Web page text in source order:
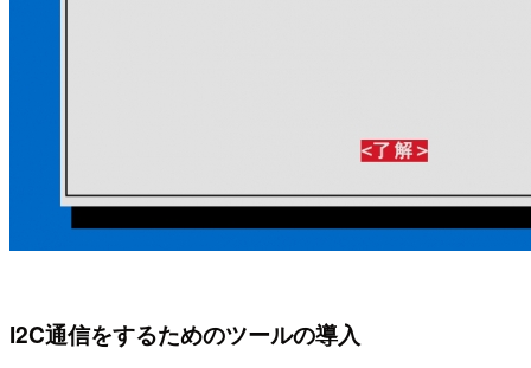
I2C通信をするためのツールの導入